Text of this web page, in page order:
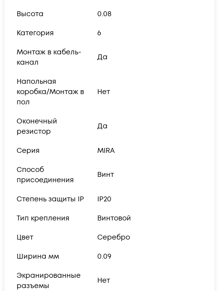
Высота 0.08
Категория 6
Монтаж в кабель-
канал
Да
Напольная
коробка/Монтаж в
пол
Нет
Оконечный
резистор
Да
Серия MIRA
Способ
присоединения
Винт
Степень защиты IP IP20
Тип крепления Винтовой
Цвет Серебро
Ширина мм 0.09
Экранированные
разъемы
Нет